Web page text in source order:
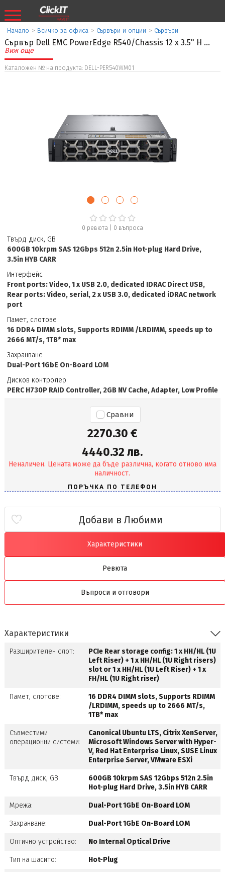
Начало > Всичко за офиса > Сървъри и опции > Сървъри
Сървър Dell EMC PowerEdge R540/Chassis 12 x 3.5" H ...
Виж още
Каталожен № на продукта: DELL-PER540WM01
0 ревюта| 0 въпроса
Твърд диск, GB
600GB 10krpm SAS 12Gbps 512n 2.5in Hot-plug Hard Drive,
3.5in HYB CARR
Интерфейс
Front ports: Video, 1 x USB 2.0, dedicated IDRAC Direct USB,
Rear ports: Video, serial, 2 x USB 3.0, dedicated iDRAC network
port
Памет, слотове
16 DDR4 DIMM slots, Supports RDIMM /LRDIMM, speeds up to
2666 MT/s, 1TB* max
Захранване
Dual-Port 1GbE On-Board LOM
Дисков контролер
PERC H730P RAID Controller, 2GB NV Cache, Adapter, Low Profile
Сравни
2270.30 €
4440.32 лв.
Неналичен. Цената може да бъде различна, когато отново има
наличност.
Добави в Любими
Характеристики
Ревюта
Въпроси и отговори
Характеристики
Разширителен слот:
PCIe Rear storage config: 1 x HH/HL (1U
Left Riser) + 1 x HH/HL (1U Right risers)
slot or 1 x HH/HL (1U Left Riser) + 1 x
FH/HL (1U Right riser)
Памет, слотове:
16 DDR4 DIMM slots, Supports RDIMM
/LRDIMM, speeds up to 2666 MT/s,
1TB* max
Съвместими
операционни системи:
Canonical Ubuntu LTS, Citrix XenServer,
Microsoft Windows Server with Hyper-
V, Red Hat Enterprise Linux, SUSE Linux
Enterprise Server, VMware ESXi
Твърд диск, GB:
600GB 10krpm SAS 12Gbps 512n 2.5in
Hot-plug Hard Drive, 3.5in HYB CARR
Мрежа: Dual-Port 1GbE On-Board LOM
Захранване: Dual-Port 1GbE On-Board LOM
Оптично устройство: No Internal Optical Drive
Тип на шасито: Hot-Plug